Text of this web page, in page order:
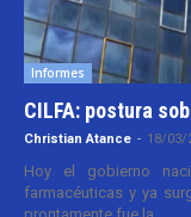
Informes
CILFA: postura
Christian Atance - 18/03/
Hoy el gobierno
farmacéuticas y ya